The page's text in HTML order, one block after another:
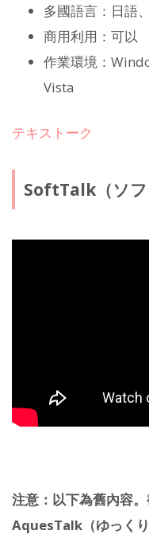
多國語言：日語
商用利用：可以
作業環境：
Vista
テキストーク
SoftTalk（ソフ
注意：以下為舊內容
AquesTalk（ゆっくり